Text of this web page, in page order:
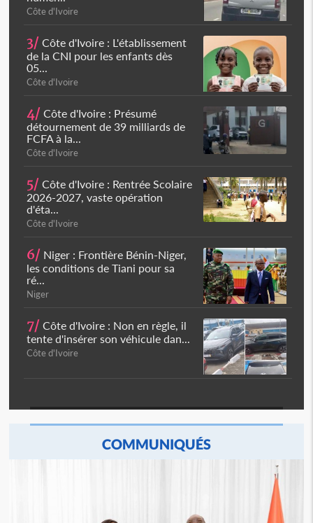
Côte d'Ivoire
3/ Côte d'Ivoire : L'établissement
de la CNI pour les enfants dès
05...
Côte d'Ivoire
4/ Côte d'Ivoire : Présumé
détournement de 39 milliards de
FCFA à la...
Côte d'Ivoire
5/ Côte d'Ivoire : Rentrée Scolaire
2026-2027, vaste opération
d'éta...
Côte d'Ivoire
6/ Niger : Frontière Bénin-Niger,
les conditions de Tiani pour sa
ré...
Niger
7/ Côte d'Ivoire : Non en règle, il
tente d'insérer son véhicule dan...
Côte d'Ivoire
COMMUNIQUÉS